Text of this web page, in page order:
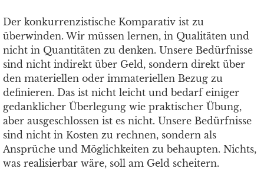
Der konkurrenzistische Komparativ ist zu
überwinden. Wir müssen lernen, in Qualitäten und
nicht in Quantitäten zu denken. Unsere Bedürfnisse
sind nicht indirekt über Geld, sondern direkt über
den materiellen oder immateriellen Bezug zu
definieren. Das ist nicht leicht und bedarf einiger
gedanklicher Überlegung wie praktischer Übung,
aber ausgeschlossen ist es nicht. Unsere Bedürfnisse
sind nicht in Kosten zu rechnen, sondern als
Ansprüche und Möglichkeiten zu behaupten. Nichts,
was realisierbar wäre, soll am Geld scheitern.